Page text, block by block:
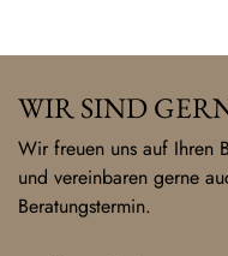
WIR SIND
Wir freuen uns auf Ihren
und vereinbaren gerne
Beratungstermin.